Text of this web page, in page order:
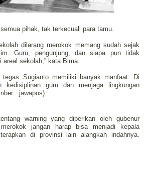
pihak, tak terkecuali para tamu.
dilarang merokok memang sudah sejak
Guru, pengunjung, dan siapa pun tidak
sekolah,” kata Bima.
tegas Sugianto memiliki banyak manfaat. Di
kedisiplinan guru dan menjaga lingkungan
: jawapos).
warning yang diberikan oleh gubenur
jangan harap bisa menjadi kepala
di provinsi lain alangkah indahnya.